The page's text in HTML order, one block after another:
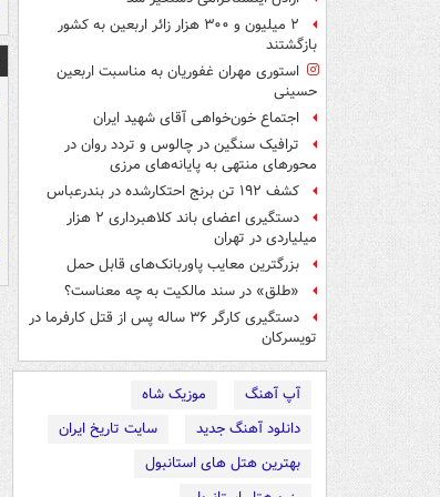
۲ میلیون و ۳۰۰ هزار زائر اربعین به کشور
بازگشتند
استوری مهران غفوریان به مناسبت اربعین
حسینی
اجتماع خون‌خواهی آقای شهید ایران
ترافیک سنگین در چالوس و تردد روان در
محورهای منتهی به پایانه‌های مرزی
کشف ۱۹۲ تن برنج احتکارشده در بندرعباس
دستگیری اعضای باند کلاهبرداری ۲ هزار
میلیاردی در تهران
بزرگترین معایب پاوربانک‌های قابل حمل
«طلق» در سند مالکیت به چه معناست؟
دستگیری کارگر ۳۶ ساله پس از قتل کارفرما در
تویسرکان
آپ آهنگ
موزیک شاه
دانلود آهنگ جدید
سایت تاریخ ایران
بهترین هتل های استانبول